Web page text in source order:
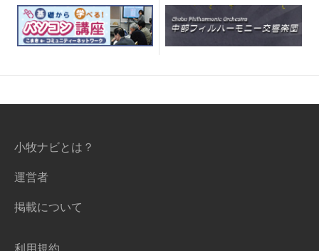
小牧ナビとは？
運営者
掲載について
利用規約